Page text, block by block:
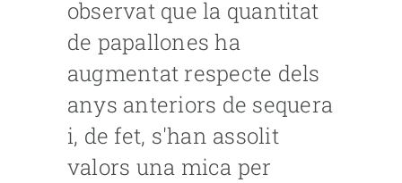
observat que la quantitat
de papallones ha
augmentat respecte dels
anys anteriors de sequera
i, de fet, s'han assolit
valors una mica per